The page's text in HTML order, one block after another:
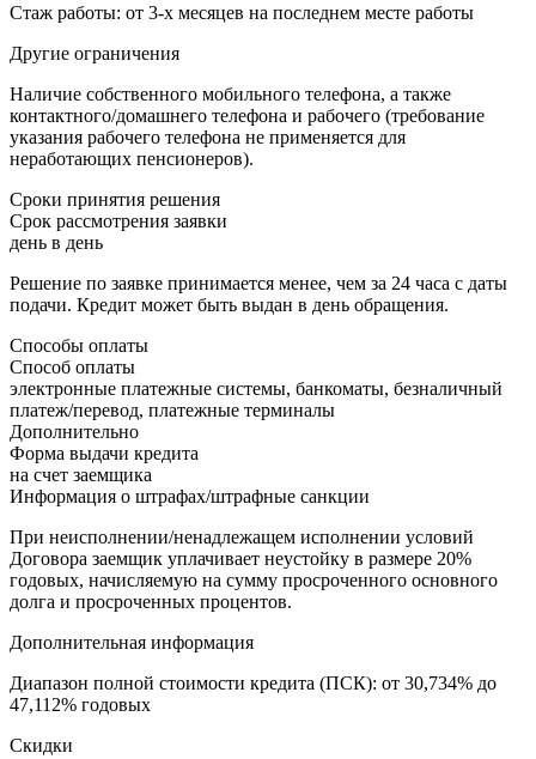
Стаж работы: от 3-х месяцев на последнем месте работы
Другие ограничения
Наличие собственного мобильного телефона, а также
контактного/домашнего телефона и рабочего (требование
указания рабочего телефона не применяется для
неработающих пенсионеров).
Сроки принятия решения
Срок рассмотрения заявки
день в день
Решение по заявке принимается менее, чем за 24 часа с даты
подачи. Кредит может быть выдан в день обращения.
Способы оплаты
Способ оплаты
электронные платежные системы, банкоматы, безналичный
платеж/перевод, платежные терминалы
Дополнительно
Форма выдачи кредита
на счет заемщика
Информация о штрафах/штрафные санкции
При неисполнении/ненадлежащем исполнении условий
Договора заемщик уплачивает неустойку в размере 20%
годовых, начисляемую на сумму просроченного основного
долга и просроченных процентов.
Дополнительная информация
Диапазон полной стоимости кредита (ПСК): от 30,734% до
47,112% годовых
Скидки